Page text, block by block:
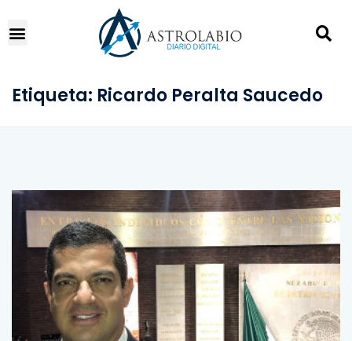
Etiqueta: Ricardo Peralta Saucedo